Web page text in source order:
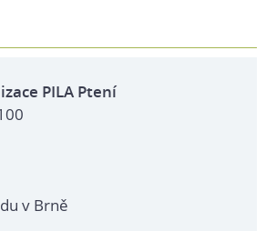
PILA Ptení
v Brně